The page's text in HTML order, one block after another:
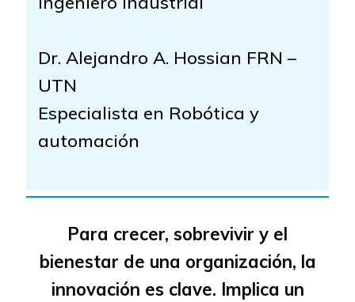
Dr. Alejandro A. Hossian FRN –
UTN
Especialista en Robótica y
automación
Para crecer, sobrevivir y el
bienestar de una organización, la
innovación es clave. Implica un